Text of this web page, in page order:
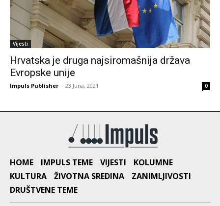
Vijesti
Hrvatska je druga najsiromašnija država
Evropske unije
Impuls Publisher - 23 Juna, 2021 0
HOME IMPULS TEME VIJESTI
KOLUMNE
KULTURA
ŽIVOTNA SREDINA
ZANIMLJIVOSTI
DRUŠTVENE TEME